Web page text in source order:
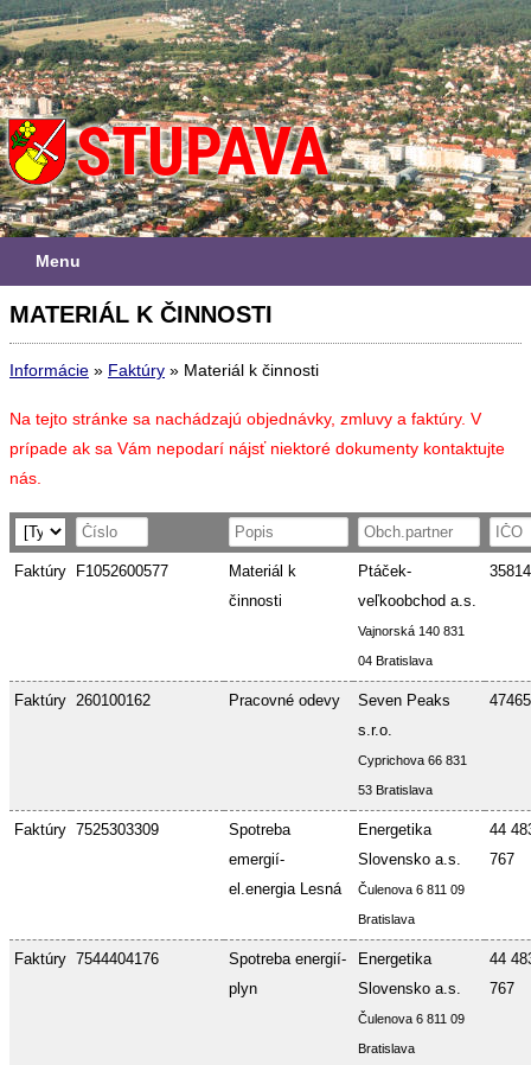
Menu
MATERIÁL K ČINNOSTI
Informácie » Faktúry » Materiál k činnosti
Na tejto stránke sa nachádzajú objednávky, zmluvy a faktúry. V
prípade ak sa Vám nepodarí nájsť niektoré dokumenty kontaktujte
nás.
Faktúry F1052600577
Materiál k
činnosti
Ptáček-
veľkoobchod a.s.
Vajnorská 140 831
04 Bratislava
Faktúry 260100162 Pracovné odevy
Seven Peaks
s.r.o.
Cyprichova 66 831
53 Bratislava
Faktúry 7525303309
Spotreba
emergií-
el.energia Lesná
Energetika
Slovensko a.s.
Čulenova 6 811 09
Bratislava
44
767
Faktúry 7544404176
Spotreba energií-
plyn
Energetika
Slovensko a.s.
Čulenova 6 811 09
Bratislava
44
767